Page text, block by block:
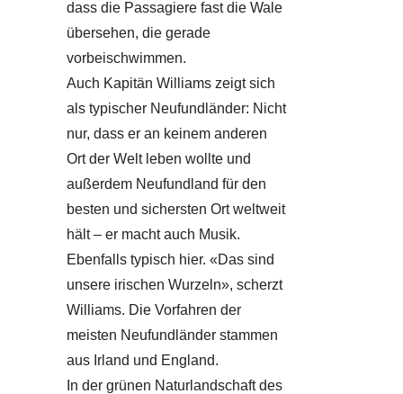
dass die Passagiere fast die Wale
übersehen, die gerade
vorbeischwimmen.
Auch Kapitän Williams zeigt sich
als typischer Neufundländer: Nicht
nur, dass er an keinem anderen
Ort der Welt leben wollte und
außerdem Neufundland für den
besten und sichersten Ort weltweit
hält – er macht auch Musik.
Ebenfalls typisch hier. «Das sind
unsere irischen Wurzeln», scherzt
Williams. Die Vorfahren der
meisten Neufundländer stammen
aus Irland und England.
In der grünen Naturlandschaft des